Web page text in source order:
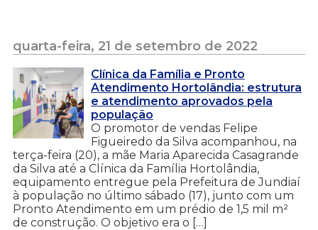
quarta-feira, 21 de setembro de 2022
Clínica da Família e Pronto
Atendimento Hortolândia: estrutura
e atendimento aprovados pela
população
O promotor de vendas Felipe
Figueiredo da Silva acompanhou, na
terça-feira (20), a mãe Maria Aparecida Casagrande
da Silva até a Clínica da Família Hortolândia,
equipamento entregue pela Prefeitura de Jundiaí
à população no último sábado (17), junto com um
Pronto Atendimento em um prédio de 1,5 mil m²
de construção. O objetivo era o […]